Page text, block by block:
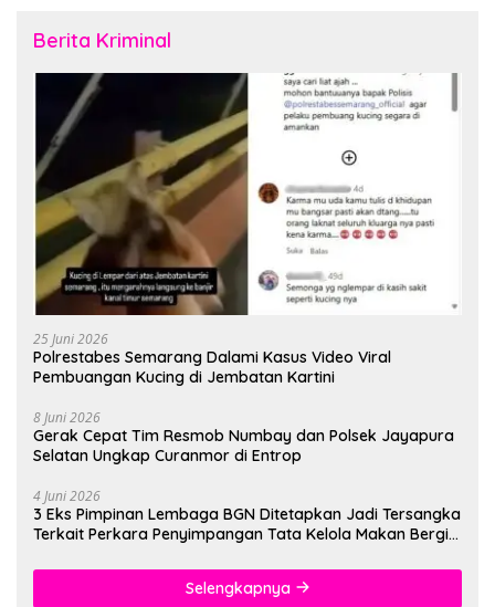
Berita Kriminal
25 Juni 2026
Polrestabes Semarang Dalami Kasus Video Viral
Pembuangan Kucing di Jembatan Kartini
8 Juni 2026
Gerak Cepat Tim Resmob Numbay dan Polsek Jayapura
Selatan Ungkap Curanmor di Entrop
4 Juni 2026
3 Eks Pimpinan Lembaga BGN Ditetapkan Jadi Tersangka
Terkait Perkara Penyimpangan Tata Kelola Makan Bergizi
Selengkapnya